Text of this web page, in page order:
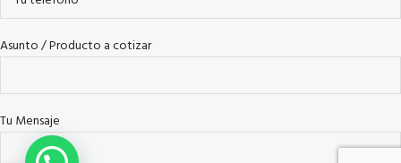
Asunto / Producto a cotizar
Tu Mensaje